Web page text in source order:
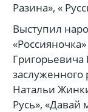
Разина», «
Выступил
заслуженного
Натальи
Русь», «Давай